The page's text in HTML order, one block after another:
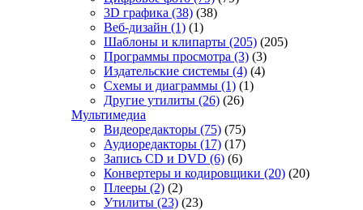
3D графика (38) (38)
Веб-дизайн (1) (1)
Шаблоны и клипарты (205) (205)
Программы просмотра (3) (3)
Издательские системы (4) (4)
Схемы и диаграммы (1) (1)
Другие утилиты (26) (26)
Мультимедиа
Видеоредакторы (75) (75)
Аудиоредакторы (17) (17)
Запись CD и DVD (6) (6)
Конвертеры и кодировщики (20) (20)
Плееры (2) (2)
Утилиты (23) (23)